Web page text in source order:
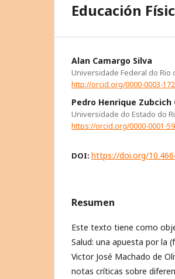
Educación
Alan Camargo Silva
Universidade Federal do Rio
http://orcid.org/0000-0003-
Pedro Henrique Zubcich
Universidade do Estado do
https://orcid.org/0000-0001-
DOI: https://doi.org/
Resumen
Este texto tiene como
Salud: una apuesta por la
Victor José Machado de
notas críticas sobre